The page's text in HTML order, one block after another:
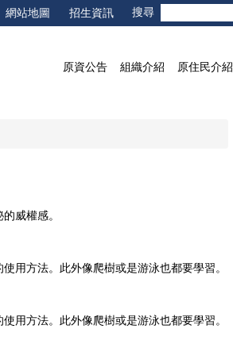
網站地圖 招生資訊
原資公告 組織介紹 原住民介紹
威權感。
用方法。此外像爬樹或是游泳也都要學習。
用方法。此外像爬樹或是游泳也都要學習。